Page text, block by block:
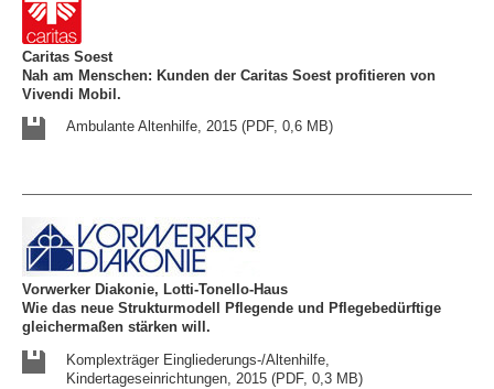
Caritas Soest
Nah am Menschen: Kunden der Caritas Soest profitieren von
Vivendi Mobil.
Ambulante Altenhilfe, 2015 (PDF, 0,6 MB)
Vorwerker Diakonie, Lotti-Tonello-Haus
Wie das neue Strukturmodell Pflegende und Pflegebedürftige
gleichermaßen stärken will.
Komplexträger Eingliederungs-/Altenhilfe,
Kindertageseinrichtungen, 2015 (PDF, 0,3 MB)